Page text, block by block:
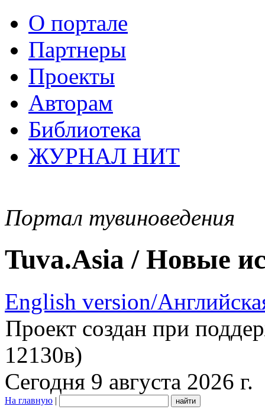
О портале
Партнеры
Проекты
Авторам
Библиотека
ЖУРНАЛ НИТ
Портал тувиноведения
Tuva.Asia / Новые
English version/
Проект создан при
12130в)
Сегодня 9 августа 2026 г.
На главную |